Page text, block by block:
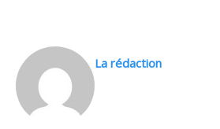
La rédaction